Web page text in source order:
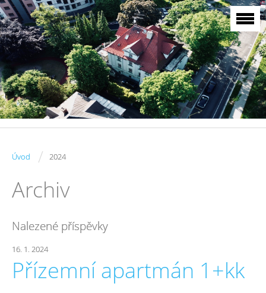
Úvod / 2024
Archiv
Nalezené příspěvky
16. 1. 2024
Přízemní apartmán 1+kk